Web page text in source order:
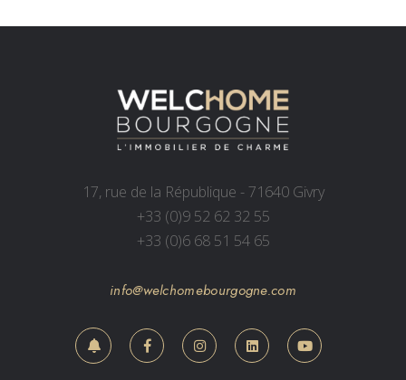
17, rue de la République - 71640 Givry
+33 (0)9 52 62 32 55
+33 (0)6 68 51 54 65
info@welchomebourgogne.com